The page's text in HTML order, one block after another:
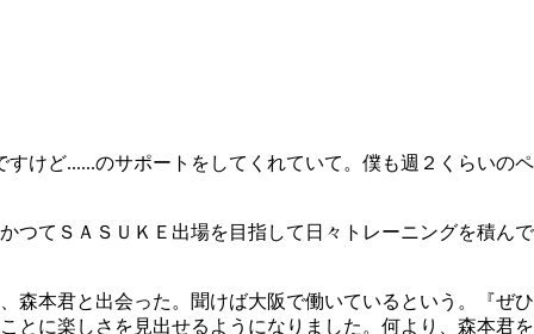
けど......のサポートをしてくれていて。僕も週２くらいのペ
つてＳＡＳＵＫＥ出場を目指して日々トレーニングを積んで
森本君と出会った。聞けば大阪で働いているという。『ぜひ
とに楽しさを見出せるようになりました。何より、森本君を